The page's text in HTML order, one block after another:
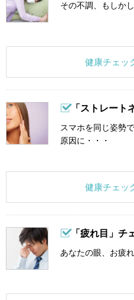
その不調、もしか
健康チェッ
「ストレート
スマホを同じ姿勢
原因に・・・
健康チェッ
「疲れ目」チ
あなたの眼、お疲